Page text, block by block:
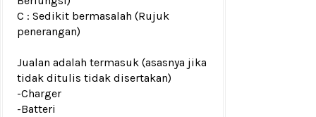
C : Sedikit bermasalah (Rujuk
penerangan)
Jualan adalah termasuk (asasnya jika
tidak ditulis tidak disertakan)
-Charger
-Batteri